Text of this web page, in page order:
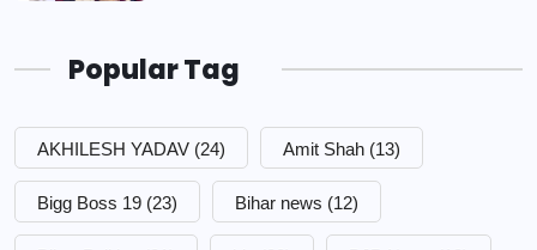
Popular Tag
AKHILESH YADAV (24) Amit Shah (13)
Bigg Boss 19 (23) Bihar news (12)